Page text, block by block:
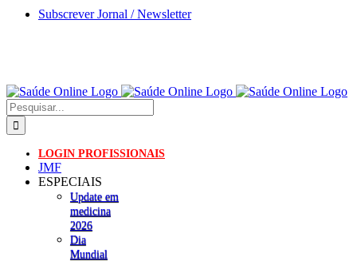
Skip
Subscrever Jornal / Newsletter
Pesquisar
LOGIN PROFISSIONAIS
JMF
ESPECIAIS
Update em
medicina
2026
Dia
Mundial